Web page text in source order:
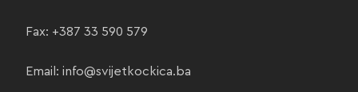
Fax: +387 33 590 579
Email: info@svijetkockica.ba